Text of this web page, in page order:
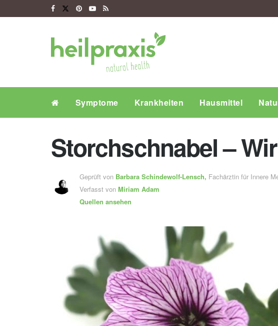
Symptome Krankheiten Hausmittel
Storchschnabel –
Geprüft von Barbara Schindewolf-Lensch, Fachärztin für Innere
Verfasst von Miriam Adam
Quellen ansehen